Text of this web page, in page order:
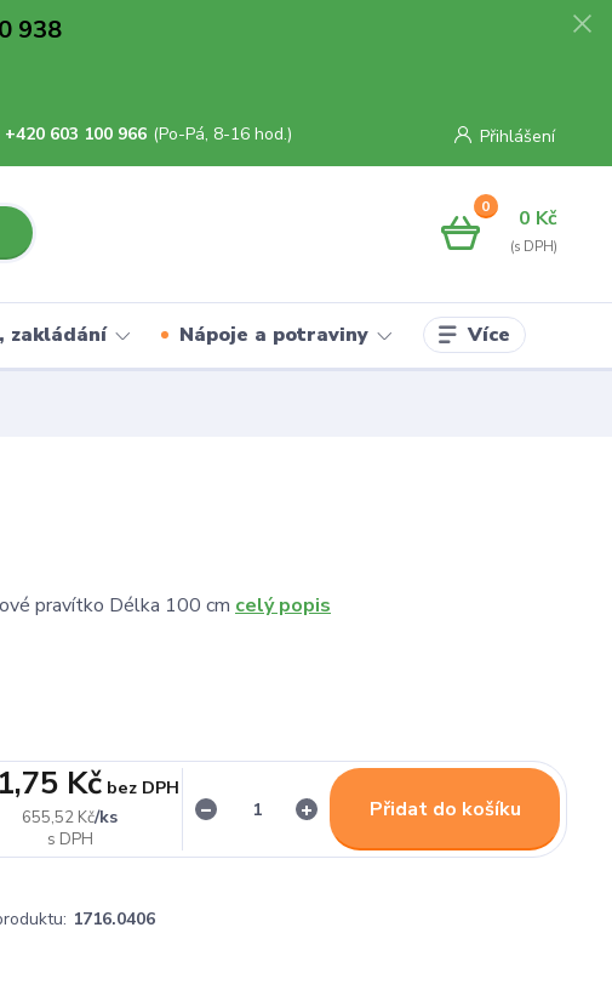
938
Přihlášení
+420 603 100 966 (Po-Pá, 8-16 hod.)
0 0 Kč
zakládání Nápoje a potraviny Více
pravítko Délka 100 cm celý popis
655,52 Kč/ks
Kč bez DPH
Přidat do košíku
1716.0406